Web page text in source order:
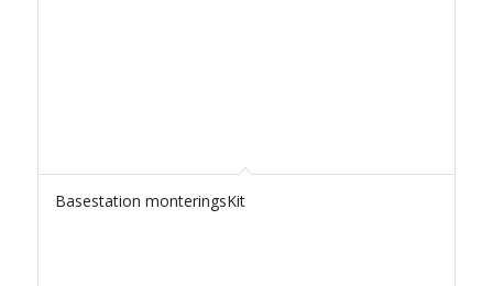
Basestation monteringsKit